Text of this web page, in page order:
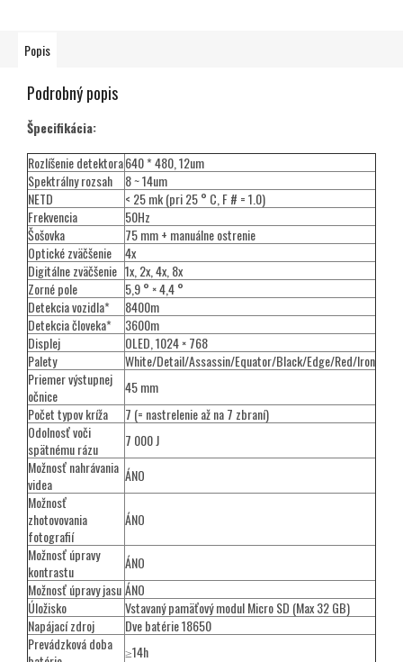
Popis
Podrobný popis
Špecifikácia:
Rozlíšenie detektora640 * 480, 12um
Spektrálny rozsah
8 ~ 14um
NETD
< 25 mk (pri 25 ° C, F # = 1.0)
Frekvencia
50Hz
Šošovka
75 mm + manuálne ostrenie
Optické zväčšenie
4x
Digitálne zväčšenie 1x, 2x, 4x, 8x
Zorné pole
5,9 ° × 4,4 °
Detekcia vozidla*
8400m
Detekcia človeka*
3600m
Displej
OLED, 1024 × 768
Palety
White/Detail/Assassin/Equator/Black/Edge/Red/Iron
Priemer výstupnej
očnice
45 mm
Počet typov kríža
7 (= nastrelenie až na 7 zbraní)
Odolnosť voči
spätnému rázu
7 000 J
Možnosť nahrávania
videa
ÁNO
Možnosť
zhotovovania
fotografií
ÁNO
Možnosť úpravy
kontrastu
ÁNO
Možnosť úpravy jasuÁNO
Úložisko
Vstavaný pamäťový modul Micro SD (Max 32 GB)
Napájací zdroj
Dve batérie 18650
Prevádzková doba
≥14h